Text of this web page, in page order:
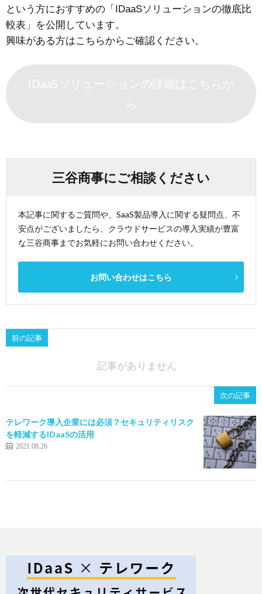
という方におすすめの「IDaaSソリューションの徹底比
較表」を公開しています。
興味がある方はこちらからご確認ください。
IDaaSソリューションの詳細はこちらか
ら
三谷商事にご相談ください
本記事に関するご質問や、SaaS製品導入に関する疑問点、不
安点がございましたら、クラウドサービスの導入実績が豊富
な三谷商事までお気軽にお問い合わせください。
お問い合わせはこちら
前の記事
記事がありません
次の記事
テレワーク導入企業には必須？セキュリティリスク
を軽減するIDaaSの活用
2021.08.26